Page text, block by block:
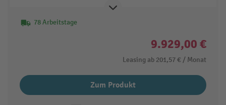
78 Arbeitstage
9.929,00 €
Leasing ab 201,57 € / Monat
Zum Produkt